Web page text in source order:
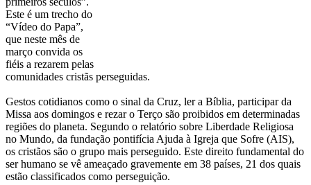
Este é um trecho do
“Vídeo do Papa”,
que neste mês de
março convida os
fiéis a rezarem pelas
comunidades cristãs perseguidas.
Gestos cotidianos como o sinal da Cruz, ler a Bíblia, participar da
Missa aos domingos e rezar o Terço são proibidos em determinadas
regiões do planeta. Segundo o relatório sobre Liberdade Religiosa
no Mundo, da fundação pontifícia Ajuda à Igreja que Sofre (AIS),
os cristãos são o grupo mais perseguido. Este direito fundamental do
ser humano se vê ameaçado gravemente em 38 países, 21 dos quais
estão classificados como perseguição.